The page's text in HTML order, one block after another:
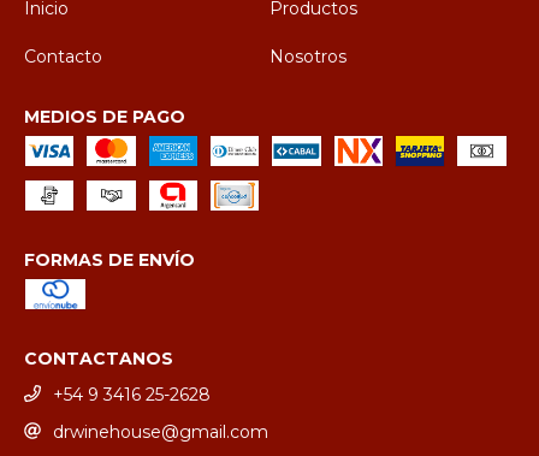
Inicio
Productos
Contacto Nosotros
MEDIOS DE PAGO
FORMAS DE ENVÍO
CONTACTANOS
+54 9 3416 25-2628
drwinehouse@gmail.com